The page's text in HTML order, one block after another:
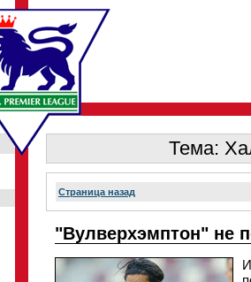
Тема:
Страница назад
"Вулверхэмптон" не